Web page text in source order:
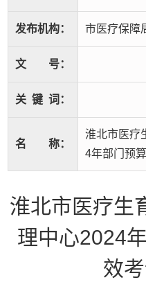
发布机构： 市医疗保障
文 号：
关 键 词：
名 称：
淮北市医疗
4年部门预
淮北市医疗生
理中心2024
效